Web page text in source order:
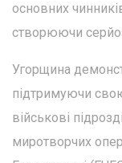
основних
створюючи
Угорщина
підтримуючи
військові
миротворчих